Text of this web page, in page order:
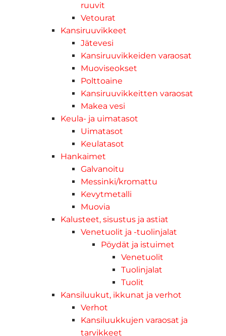
ruuvit
Vetourat
Kansiruuvikkeet
Jätevesi
Kansiruuvikkeiden varaosat
Muoviseokset
Polttoaine
Kansiruuvikkeitten varaosat
Makea vesi
Keula- ja uimatasot
Uimatasot
Keulatasot
Hankaimet
Galvanoitu
Messinki/kromattu
Kevytmetalli
Muovia
Kalusteet, sisustus ja astiat
Venetuolit ja -tuolinjalat
Pöydät ja istuimet
Venetuolit
Tuolinjalat
Tuolit
Kansiluukut, ikkunat ja verhot
Verhot
Kansiluukkujen varaosat ja
tarvikkeet